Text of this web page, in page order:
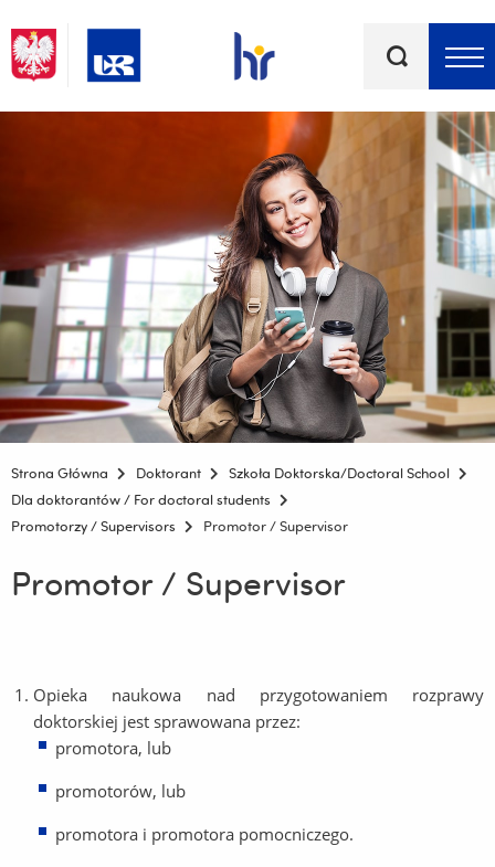
kluczowe
Strona Główna Doktorant
Szkoła Doktorska/Doctoral School
Dla doktorantów / For doctoral students
Promotorzy / Supervisors
Promotor / Supervisor
Promotor / Supervisor
Opieka naukowa nad przygotowaniem rozprawy
doktorskiej jest sprawowana przez:
promotora, lub
promotorów, lub
promotora i promotora pomocniczego.